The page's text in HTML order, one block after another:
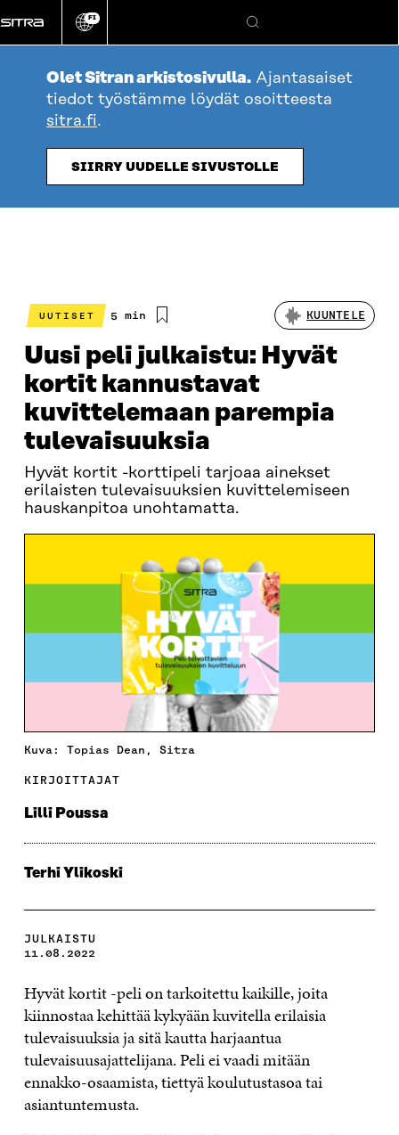
suoraan
sisältöön
Vaihda
kieli
FI
Hae
Olet Sitran arkistosivulla. Ajantasaiset
tiedot työstämme löydät osoitteesta
sitra.fi.
SIIRRY UUDELLE SIVUSTOLLE
UUTISET
Arvioitu
5 min KUUNTELE
Uusi peli julkaistu: Hyvät
kortit kannustavat
kuvittelemaan parempia
tulevaisuuksia
Hyvät kortit -korttipeli tarjoaa ainekset
erilaisten tulevaisuuksien kuvittelemiseen
hauskanpitoa unohtamatta.
Kuva: Topias Dean, Sitra
KIRJOITTAJAT
Lilli Poussa
Terhi Ylikoski
JULKAISTU
11.08.2022
Hyvät kortit -peli on tarkoitettu kaikille, joita
kiinnostaa kehittää kykyään kuvitella erilaisia
tulevaisuuksia ja sitä kautta harjaantua
tulevaisuusajattelijana. Peli ei vaadi mitään
ennakko-osaamista, tiettyä koulutustasoa tai
asiantuntemusta.